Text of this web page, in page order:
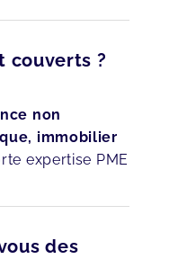
couverts ?
non
immobilier
expertise PME
des